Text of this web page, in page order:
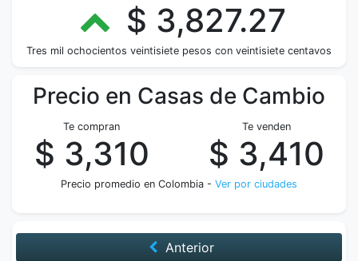
$ 3,827.27
Tres mil ochocientos veintisiete pesos con veintisiete centavos
Precio en Casas de Cambio
Te compran
$ 3,310
Te venden
$ 3,410
Precio promedio en Colombia - Ver por ciudades
Anterior